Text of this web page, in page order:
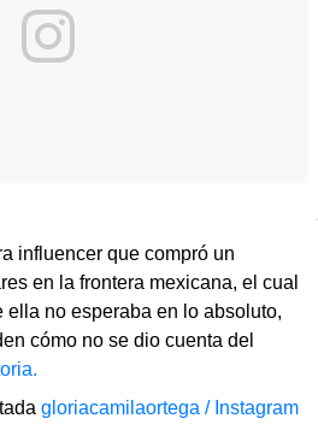
influencer que compró un
en la frontera mexicana, el cual
ella no esperaba en lo absoluto,
cómo no se dio cuenta del
gloriacamilaortega / Instagram